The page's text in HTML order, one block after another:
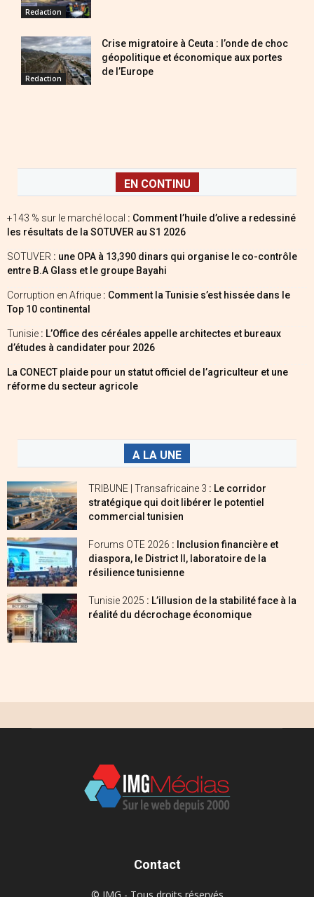
Redaction
Redaction
Crise migratoire à Ceuta : l’onde de choc
géopolitique et économique aux portes
de l’Europe
EN CONTINU
+143 % sur le marché local : Comment l’huile d’olive a redessiné
les résultats de la SOTUVER au S1 2026
SOTUVER : une OPA à 13,390 dinars qui organise le co-contrôle
entre B.A Glass et le groupe Bayahi
Corruption en Afrique : Comment la Tunisie s’est hissée dans le
Top 10 continental
Tunisie : L’Office des céréales appelle architectes et bureaux
d’études à candidater pour 2026
La CONECT plaide pour un statut officiel de l’agriculteur et une
réforme du secteur agricole
A LA UNE
TRIBUNE | Transafricaine 3 : Le corridor
stratégique qui doit libérer le potentiel
commercial tunisien
Forums OTE 2026 : Inclusion financière et
diaspora, le District II, laboratoire de la
résilience tunisienne
Tunisie 2025 : L’illusion de la stabilité face à la
réalité du décrochage économique
Contact